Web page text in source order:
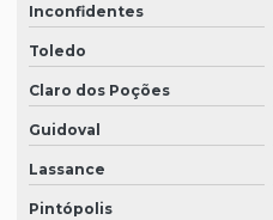
Inconfidentes
Toledo
Claro dos Poções
Guidoval
Lassance
Pintópolis